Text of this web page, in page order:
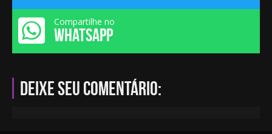
Compartilhe no
WHATSAPP
Deixe seu comentário: